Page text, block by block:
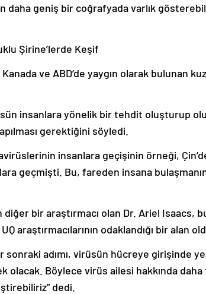
daha geniş bir coğrafyada varlık
Şirine’lerde Keşif
ve ABD’de yaygın olarak bulunan
insanlara yönelik bir tehdit oluşturup
gerektiğini söyledi.
insanlara geçişinin örneği,
geçmişti. Bu, fareden insana
diğer bir araştırmacı olan Dr. Ariel Isaacs,
araştırmacılarının odaklandığı bir alan
sonraki adımı, virüsün hücreye girişinde
olacak. Böylece virüs ailesi hakkında
dedi.